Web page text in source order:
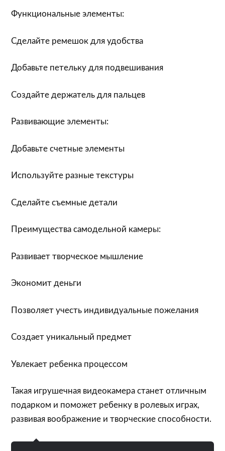
Функциональные элементы:
Сделайте ремешок для удобства
Добавьте петельку для подвешивания
Создайте держатель для пальцев
Развивающие элементы:
Добавьте счетные элементы
Используйте разные текстуры
Сделайте съемные детали
Преимущества самодельной камеры:
Развивает творческое мышление
Экономит деньги
Позволяет учесть индивидуальные пожелания
Создает уникальный предмет
Увлекает ребенка процессом
Такая игрушечная видеокамера станет отличным
подарком и поможет ребенку в ролевых играх,
развивая воображение и творческие способности.